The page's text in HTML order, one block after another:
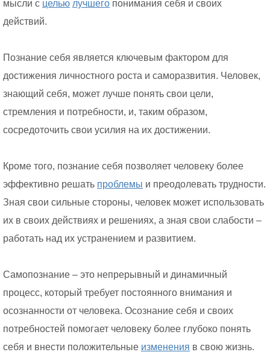
мысли с целью лучшего понимания себя и своих
действий.
Познание себя является ключевым фактором для
достижения личностного роста и саморазвития. Человек,
знающий себя, может лучше понять свои цели,
стремления и потребности, и, таким образом,
сосредоточить свои усилия на их достижении.
Кроме того, познание себя позволяет человеку более
эффективно решать проблемы и преодолевать трудности.
Зная свои сильные стороны, человек может использовать
их в своих действиях и решениях, а зная свои слабости –
работать над их устранением и развитием.
Самопознание – это непрерывный и динамичный
процесс, который требует постоянного внимания и
осознанности от человека. Осознание себя и своих
потребностей помогает человеку более глубоко понять
себя и внести положительные изменения в свою жизнь.